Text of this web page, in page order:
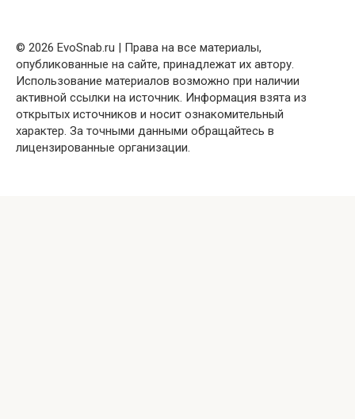
© 2026 EvoSnab.ru | Права на все материалы,
опубликованные на сайте, принадлежат их автору.
Использование материалов возможно при наличии
активной ссылки на источник. Информация взята из
открытых источников и носит ознакомительный
характер. За точными данными обращайтесь в
лицензированные организации.